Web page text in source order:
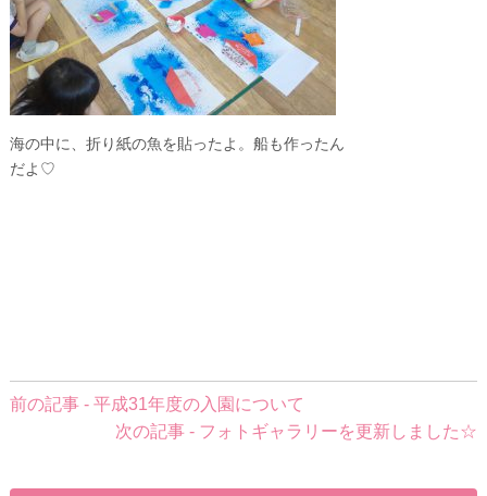
海の中に、折り紙の魚を貼ったよ。船も作ったん
だよ♡
前
前の記事 - 平成31年度の入園について
次の記事 - フォトギャラリーを更新しました☆